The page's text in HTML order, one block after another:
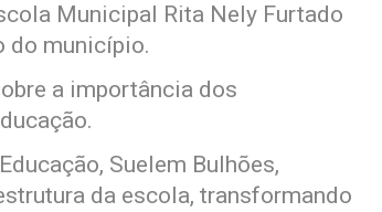
Municipal Rita Nely Furtado
do município.
a importância dos
Suelem Bulhões,
da escola, transformando